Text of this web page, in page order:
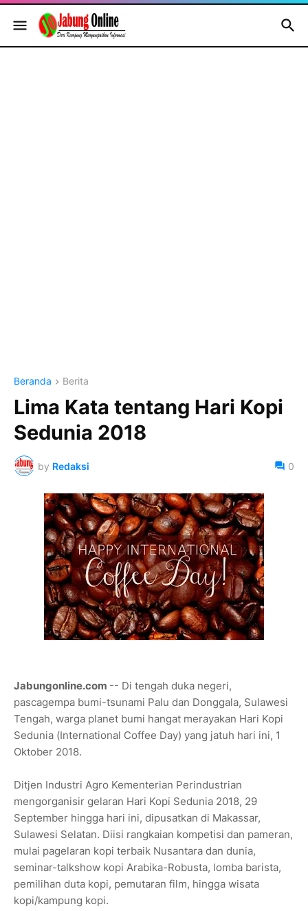
Beranda Berita
Lima Kata tentang Hari Kopi
Sedunia 2018
by Redaksi 0
Jabungonline.com -- Di tengah duka negeri,
pascagempa bumi-tsunami Palu dan Donggala, Sulawesi
Tengah, warga planet bumi hangat merayakan Hari Kopi
Sedunia (International Coffee Day) yang jatuh hari ini, 1
Oktober 2018.
Ditjen Industri Agro Kementerian Perindustrian
mengorganisir gelaran Hari Kopi Sedunia 2018, 29
September hingga hari ini, dipusatkan di Makassar,
Sulawesi Selatan. Diisi rangkaian kompetisi dan pameran,
mulai pagelaran kopi terbaik Nusantara dan dunia,
seminar-talkshow kopi Arabika-Robusta, lomba barista,
pemilihan duta kopi, pemutaran film, hingga wisata
kopi/kampung kopi.